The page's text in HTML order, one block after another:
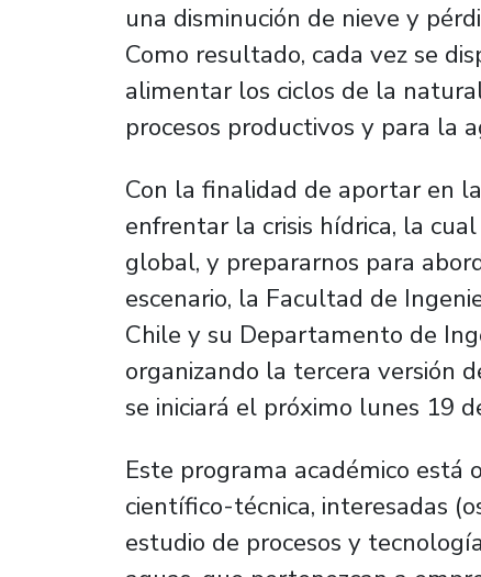
una disminución de nieve y
Como resultado, cada vez se
alimentar los ciclos de la
procesos productivos y para la
Con la finalidad de aportar en
enfrentar la crisis hídrica, la
global, y prepararnos para
escenario, la Facultad de
Chile y su Departamento de
organizando la tercera versión
se iniciará el próximo lunes 19
Este programa académico está
científico-técnica, interesadas
estudio de procesos y